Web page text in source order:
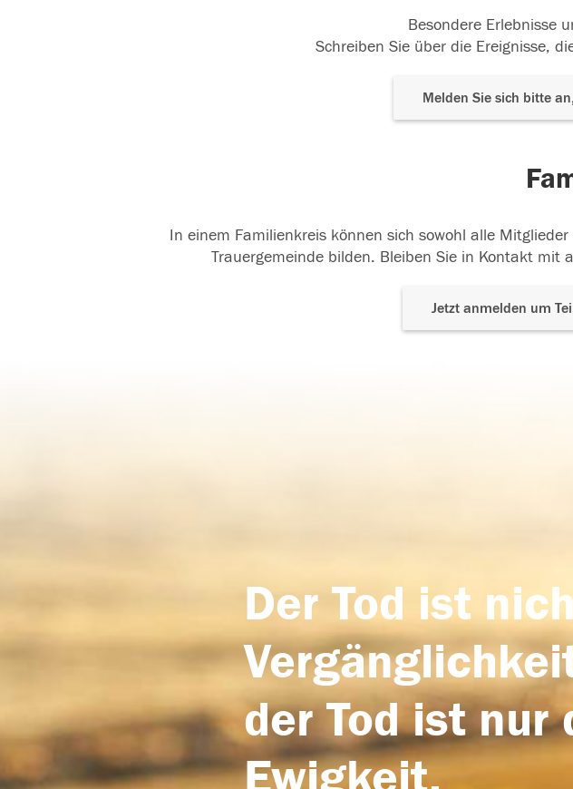
Besondere Erlebnisse
Schreiben Sie über die Ereignisse,
Melden Sie sich bitte
In einem Familienkreis können sich sowohl alle
Trauergemeinde bilden. Bleiben Sie in Kontakt
Jetzt anmelden um
Der Tod ist
der Tod ist nur